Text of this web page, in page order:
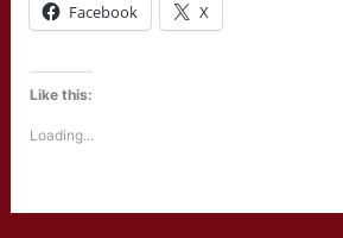
Facebook X
Like this:
Loading...